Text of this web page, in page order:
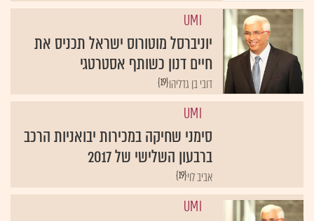
UMI
יוניברסל מוטורוס ישראל תכניס את
חיים דנון כשותף אסטרטגי
{19}דובי בן גדליהו
UMI
סימני שחיקה במכירות יבואניות הרכב
ברבעון השלישי של 2017
{19}אביב לוי
UMI